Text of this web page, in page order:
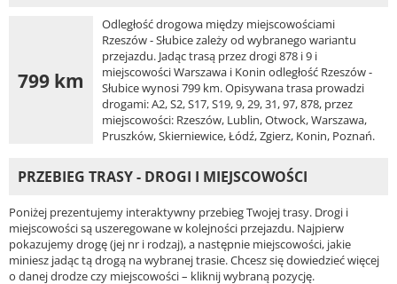
799 km
Odległość drogowa między miejscowościami
Rzeszów - Słubice zależy od wybranego wariantu
przejazdu. Jadąc trasą przez drogi 878 i 9 i
miejscowości Warszawa i Konin odległość Rzeszów -
Słubice wynosi 799 km. Opisywana trasa prowadzi
drogami: A2, S2, S17, S19, 9, 29, 31, 97, 878, przez
miejscowości: Rzeszów, Lublin, Otwock, Warszawa,
Pruszków, Skierniewice, Łódź, Zgierz, Konin, Poznań.
PRZEBIEG TRASY - DROGI I MIEJSCOWOŚCI
Poniżej prezentujemy interaktywny przebieg Twojej trasy. Drogi i
miejscowości są uszeregowane w kolejności przejazdu. Najpierw
pokazujemy drogę (jej nr i rodzaj), a następnie miejscowości, jakie
miniesz jadąc tą drogą na wybranej trasie. Chcesz się dowiedzieć więcej
o danej drodze czy miejscowości – kliknij wybraną pozycję.